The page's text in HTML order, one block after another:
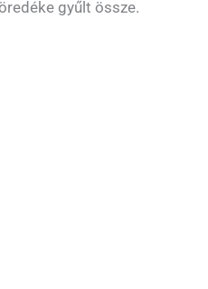
gyűlt össze.